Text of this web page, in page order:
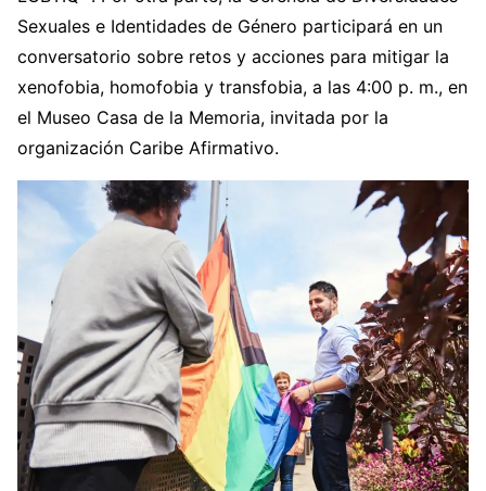
Sexuales e Identidades de Género participará en un
conversatorio sobre retos y acciones para mitigar la
xenofobia, homofobia y transfobia, a las 4:00 p. m., en
el Museo Casa de la Memoria, invitada por la
organización Caribe Afirmativo.